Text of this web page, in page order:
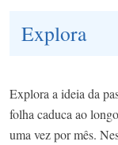
Explora
Explora a ideia da
folha caduca ao
uma vez por mês.